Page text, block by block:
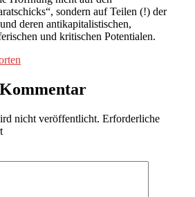
sondern auf Teilen (!) der
deren antikapitalistischen,
und kritischen Potentialen.
nicht veröffentlicht. Erforderliche